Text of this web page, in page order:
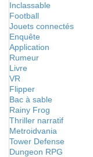
Inclassable
Football
Jouets connectés
Enquête
Application
Rumeur
Livre
VR
Flipper
Bac à sable
Rainy Frog
Thriller narratif
Metroidvania
Tower Defense
Dungeon RPG